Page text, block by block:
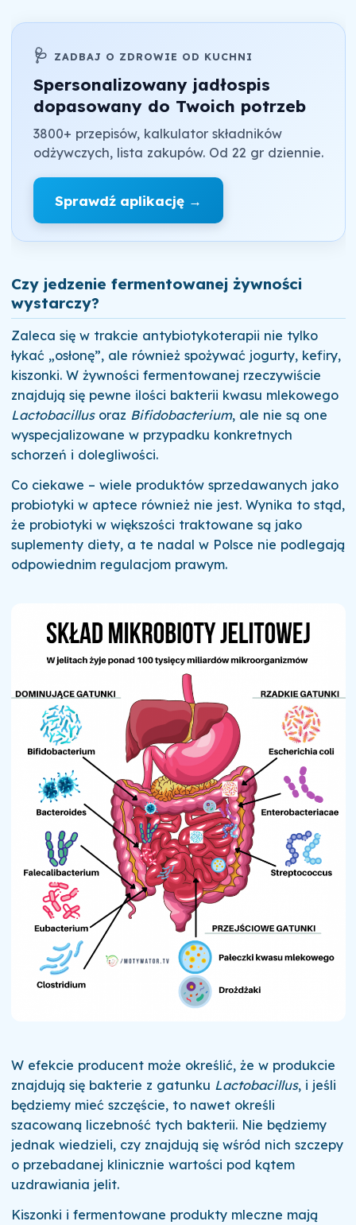
🩺 ZADBAJ O ZDROWIE OD KUCHNI
Spersonalizowany jadłospis
dopasowany do Twoich potrzeb
3800+ przepisów, kalkulator składników
odżywczych, lista zakupów. Od 22 gr dziennie.
Sprawdź aplikację →
Czy jedzenie fermentowanej żywności
wystarczy?
Zaleca się w trakcie antybiotykoterapii nie tylko
łykać „osłonę”, ale również spożywać jogurty, kefiry,
kiszonki. W żywności fermentowanej rzeczywiście
znajdują się pewne ilości bakterii kwasu mlekowego
Lactobacillusoraz Bifidobacterium, ale nie są one
wyspecjalizowane w przypadku konkretnych
schorzeń i dolegliwości.
Co ciekawe – wiele produktów sprzedawanych jako
probiotyki w aptece również nie jest. Wynika to stąd,
że probiotyki w większości traktowane są jako
suplementy diety, a te nadal w Polsce nie podlegają
odpowiednim regulacjom prawym.
W efekcie producent może określić, że w produkcie
znajdują się bakterie z gatunku Lactobacillus, i jeśli
będziemy mieć szczęście, to nawet określi
szacowaną liczebność tych bakterii. Nie będziemy
jednak wiedzieli, czy znajdują się wśród nich szczepy
o przebadanej klinicznie wartości pod kątem
uzdrawiania jelit.
Kiszonki i fermentowane produkty mleczne mają